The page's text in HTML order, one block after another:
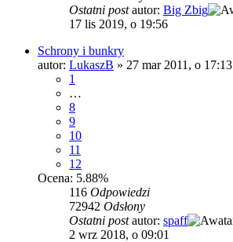
Ostatni postautor: Big Zbig
17 lis 2019, o 19:56
Schrony i bunkry
autor: LukaszB » 27 mar 2011, o 17:13
1
…
8
9
10
11
12
Ocena: 5.88%
116 Odpowiedzi
72942 Odsłony
Ostatni postautor: spaff
2 wrz 2018, o 09:01